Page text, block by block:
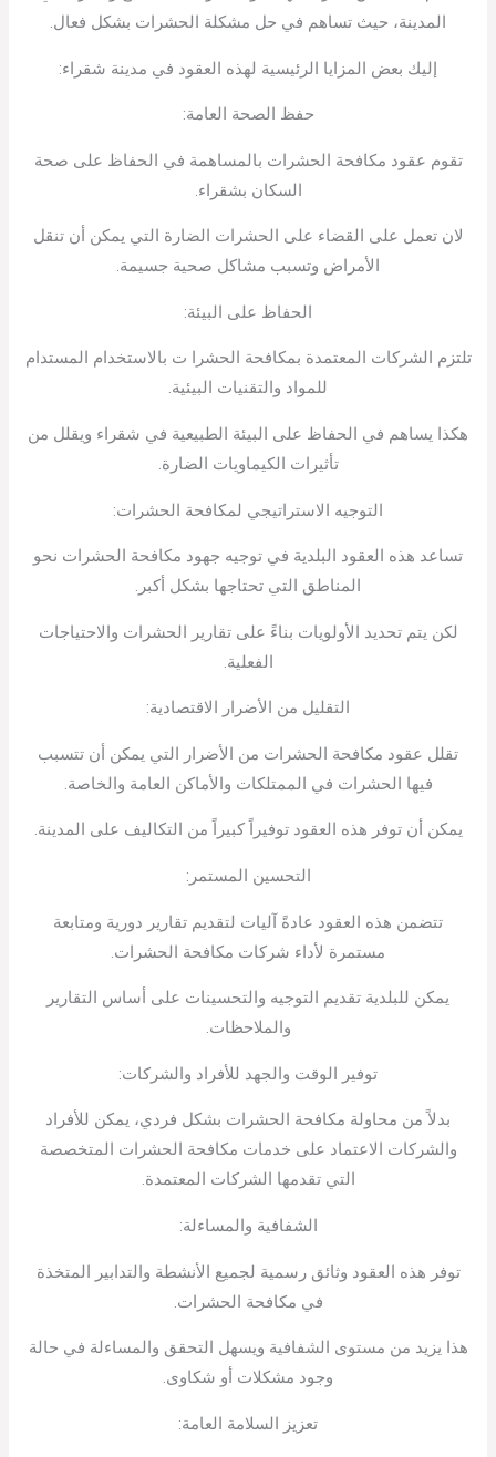
المدينة، حيث تساهم في حل مشكلة الحشرات بشكل فعال.
إليك بعض المزايا الرئيسية لهذه العقود في مدينة شقراء:
حفظ الصحة العامة:
تقوم عقود مكافحة الحشرات بالمساهمة في الحفاظ على صحة
السكان بشقراء.
لان تعمل على القضاء على الحشرات الضارة التي يمكن أن تنقل
الأمراض وتسبب مشاكل صحية جسيمة.
الحفاظ على البيئة:
تلتزم الشركات المعتمدة بمكافحة الحشرا ت بالاستخدام المستدام
للمواد والتقنيات البيئية.
هكذا يساهم في الحفاظ على البيئة الطبيعية في شقراء ويقلل من
تأثيرات الكيماويات الضارة.
التوجيه الاستراتيجي لمكافحة الحشرات:
تساعد هذه العقود البلدية في توجيه جهود مكافحة الحشرات نحو
المناطق التي تحتاجها بشكل أكبر.
لكن يتم تحديد الأولويات بناءً على تقارير الحشرات والاحتياجات
الفعلية.
التقليل من الأضرار الاقتصادية:
تقلل عقود مكافحة الحشرات من الأضرار التي يمكن أن تتسبب
فيها الحشرات في الممتلكات والأماكن العامة والخاصة.
يمكن أن توفر هذه العقود توفيراً كبيراً من التكاليف على المدينة.
التحسين المستمر:
تتضمن هذه العقود عادةً آليات لتقديم تقارير دورية ومتابعة
مستمرة لأداء شركات مكافحة الحشرات.
يمكن للبلدية تقديم التوجيه والتحسينات على أساس التقارير
والملاحظات.
توفير الوقت والجهد للأفراد والشركات:
بدلاً من محاولة مكافحة الحشرات بشكل فردي، يمكن للأفراد
والشركات الاعتماد على خدمات مكافحة الحشرات المتخصصة
التي تقدمها الشركات المعتمدة.
الشفافية والمساءلة:
توفر هذه العقود وثائق رسمية لجميع الأنشطة والتدابير المتخذة
في مكافحة الحشرات.
هذا يزيد من مستوى الشفافية ويسهل التحقق والمساءلة في حالة
وجود مشكلات أو شكاوى.
تعزيز السلامة العامة: